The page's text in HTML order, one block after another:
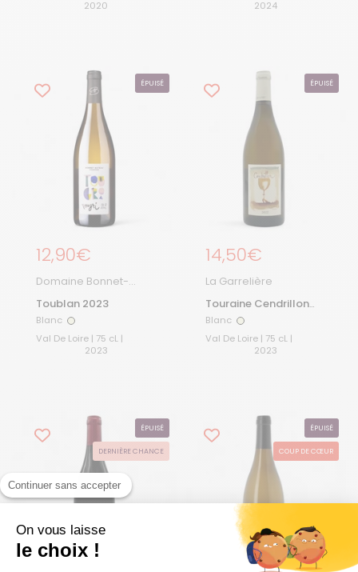
Continuer sans accepter
On vous laisse
le choix !
2020
2024
ÉPUISÉ
Prix régulier
12,90€
Domaine Bonnet-
Toublan 2023
Blanc Blanc
Val De Loire | 75 cL |
2023
ÉPUISÉ
Prix régulier
14,50€
La Garrelière
Touraine Cendrillon
2023
Blanc Blanc
Val De Loire | 75 cL |
2023
ÉPUISÉ
DERNIÈRE CHANCE
ÉPUISÉ
COUP DE CŒUR